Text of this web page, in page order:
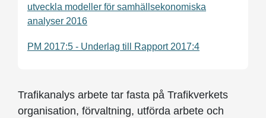
utveckla modeller för samhällsekonomiska
analyser 2016
PM 2017:5 - Underlag till Rapport 2017:4
Trafikanalys arbete tar fasta på Trafikverkets
organisation, förvaltning, utförda arbete och